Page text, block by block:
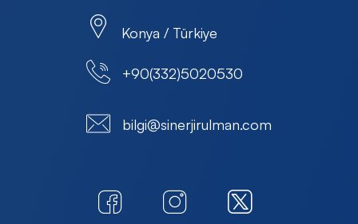
Konya / Türkiye
+90(332)5020530
bilgi@sinerjirulman.com